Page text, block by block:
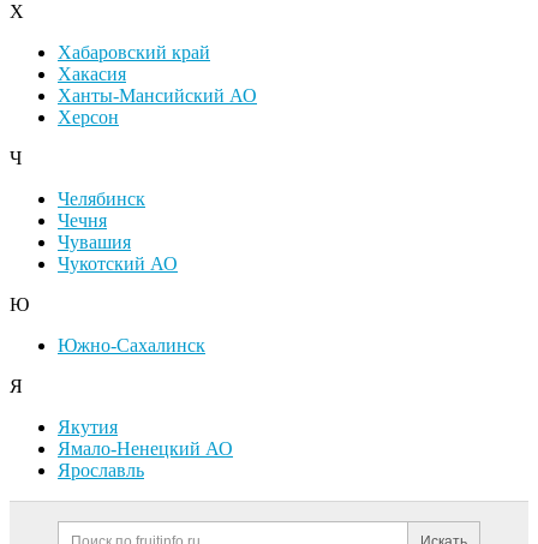
Х
Хабаровский край
Хакасия
Ханты-Мансийский АО
Херсон
Ч
Челябинск
Чечня
Чувашия
Чукотский АО
Ю
Южно-Сахалинск
Я
Якутия
Ямало-Ненецкий АО
Ярославль
Дополнительная информация
Поиск по сайту и